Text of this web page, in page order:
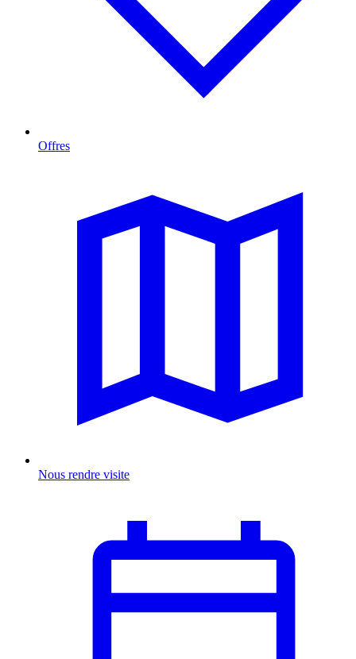
Offres
Nous rendre visite